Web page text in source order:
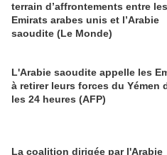
terrain d’affrontements entre les
Emirats arabes unis et l’Arabie
saoudite (Le Monde)
L'Arabie saoudite appelle les
à retirer leurs forces du Yémen
les 24 heures (AFP)
La coalition dirigée par l'Arabie